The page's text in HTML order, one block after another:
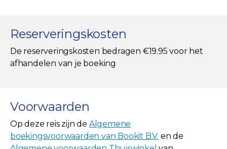
Reserveringskosten
De reserveringskosten bedragen €19.95 voor het
afhandelen van je boeking
Voorwaarden
Op deze reis zijn de Algemene
boekingsvoorwaarden van Bookit B.V. en de